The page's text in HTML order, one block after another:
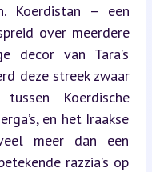
Koerdistan – een
over meerdere
decor van Tara’s
deze streek zwaar
Koerdische
en het Iraakse
meer dan een
razzia’s op